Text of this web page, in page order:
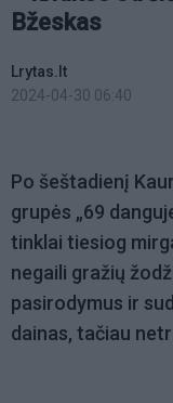
Bžeskas
Lrytas.lt
2024-04-30 06:40
Po šeštadienį
grupės „69
tinklai tiesiog
negaili gražių
pasirodymus ir
dainas, tačiau